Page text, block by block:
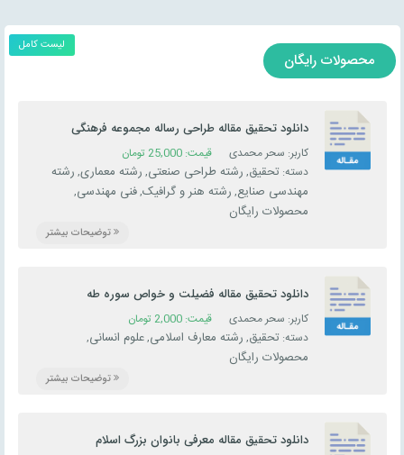
محصولات رایگان
لیست کامل
دانلود تحقیق مقاله طراحی رساله مجموعه فرهنگی
کاربر: سحر محمدی قیمت: 25,000 تومان
دسته: تحقیق, رشته طراحی صنعتی, رشته معماری, رشته
مهندسی صنایع, رشته هنر و گرافیک,فنی مهندسی,
محصولات رایگان
توضیحات بیشتر
دانلود تحقیق مقاله فضیلت و خواص سوره طه
کاربر: سحر محمدی قیمت: 2,000 تومان
دسته: تحقیق, رشته معارف اسلامی,علوم انسانی,
محصولات رایگان
توضیحات بیشتر
دانلود تحقیق مقاله معرفی بانوان بزرگ اسلام